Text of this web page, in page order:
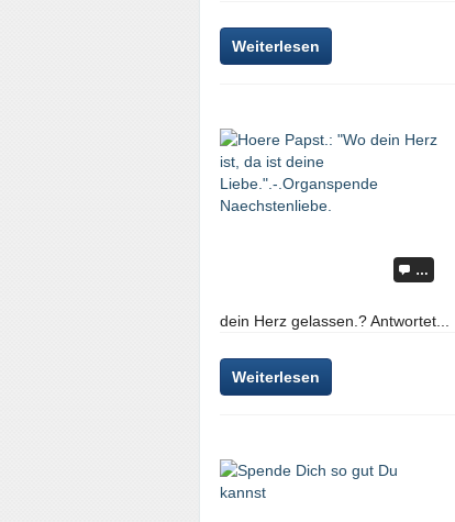
Weiterlesen
…
dein Herz gelassen.? Antwortet...
Weiterlesen